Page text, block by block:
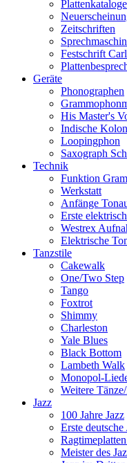
Plattenkataloge
Zeitschriften
Festschrift
Geräte
Phonographen
His Master's
Indische
Loopingphon
Saxograph
Technik
Funktion
Werkstatt
Anfänge
Erste
Westrex
Elektrische
Tanzstile
Cakewalk
One/Two Step
Tango
Foxtrot
Shimmy
Charleston
Yale Blues
Black Bottom
Lambeth Walk
Monopol-
Weitere
Jazz
100 Jahre Jazz
Erste deutsche
Meister des